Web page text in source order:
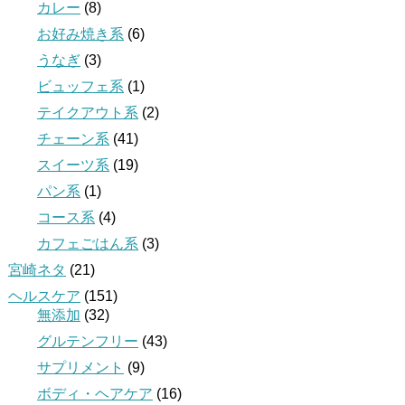
カレー (8)
お好み焼き系 (6)
うなぎ (3)
ビュッフェ系 (1)
テイクアウト系 (2)
チェーン系 (41)
スイーツ系 (19)
パン系 (1)
コース系 (4)
カフェごはん系 (3)
宮崎ネタ (21)
ヘルスケア (151)
無添加 (32)
グルテンフリー (43)
サプリメント (9)
ボディ・ヘアケア (16)